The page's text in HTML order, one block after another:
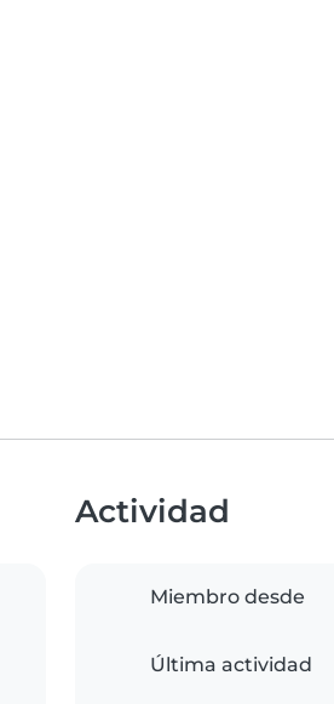
Actividad
Miembro desde
Última actividad